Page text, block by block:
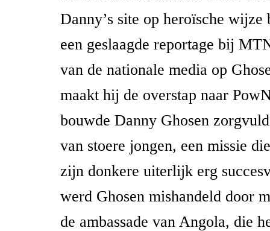
Danny’s site op heroïsche wijze
een geslaagde reportage bij
van de nationale media op
maakt hij de overstap naar
bouwde Danny Ghosen
van stoere jongen, een missie
zijn donkere uiterlijk erg
werd Ghosen mishandeld door
de ambassade van Angola, die